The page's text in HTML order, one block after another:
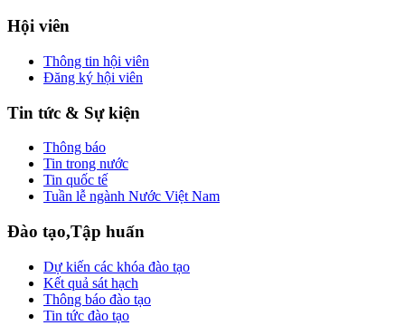
Hội viên
Thông tin hội viên
Đăng ký hội viên
Tin tức & Sự kiện
Thông báo
Tin trong nước
Tin quốc tế
Tuần lễ ngành Nước Việt Nam
Đào tạo,Tập huấn
Dự kiến các khóa đào tạo
Kết quả sát hạch
Thông báo đào tạo
Tin tức đào tạo